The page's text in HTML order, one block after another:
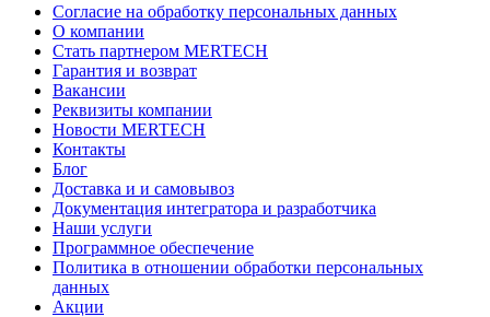
Согласие на обработку персональных данных
О компании
Стать партнером MERTECH
Гарантия и возврат
Вакансии
Реквизиты компании
Новости MERTECH
Контакты
Блог
Доставка и и самовывоз
Документация интегратора и разработчика
Наши услуги
Программное обеспечение
Политика в отношении обработки персональных
данных
Акции